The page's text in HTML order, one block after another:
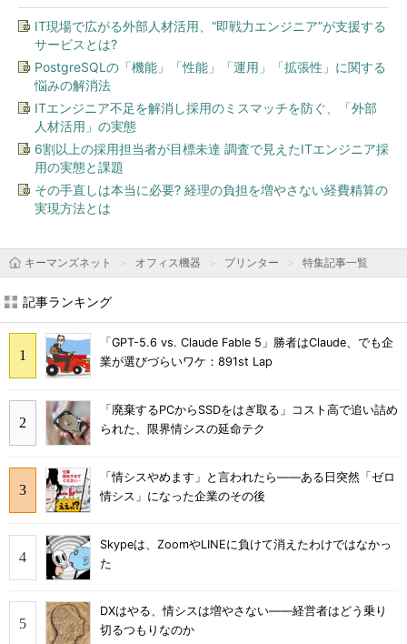
IT現場で広がる外部人材活用、“即戦力エンジニア”が支援する
サービスとは?
PostgreSQLの「機能」「性能」「運用」「拡張性」に関する
悩みの解消法
ITエンジニア不足を解消し採用のミスマッチを防ぐ、「外部
人材活用」の実態
6割以上の採用担当者が目標未達 調査で見えたITエンジニア採
用の実態と課題
その手直しは本当に必要? 経理の負担を増やさない経費精算の
実現方法とは
キーマンズネット オフィス機器 プリンター 特集記事一覧
記事ランキング
「GPT-5.6 vs. Claude Fable 5」勝者はClaude、でも企
業が選びづらいワケ：891st Lap
「廃棄するPCからSSDをはぎ取る」コスト高で追い詰め
られた、限界情シスの延命テク
「情シスやめます」と言われたら――ある日突然「ゼロ
情シス」になった企業のその後
Skypeは、ZoomやLINEに負けて消えたわけではなかっ
た
DXはやる、情シスは増やさない――経営者はどう乗り
切るつもりなのか